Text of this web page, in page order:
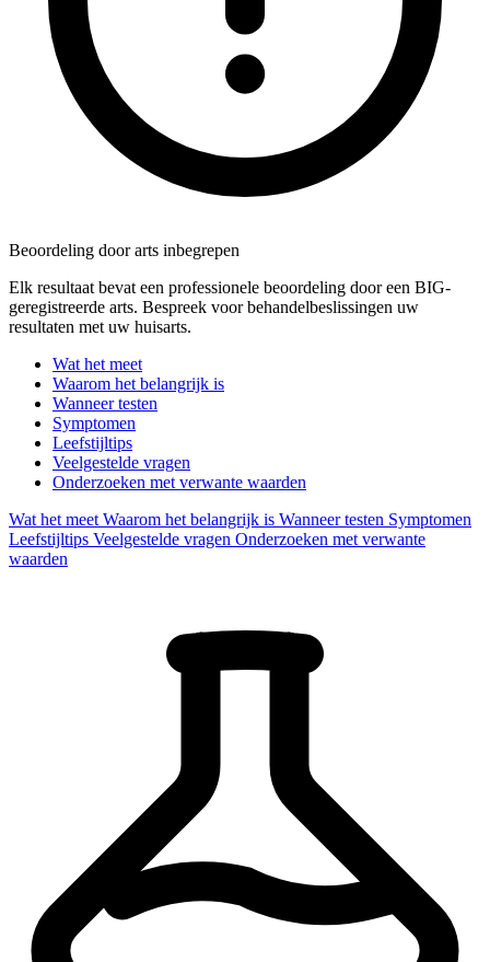
Beoordeling door arts inbegrepen
Elk resultaat bevat een professionele beoordeling door een BIG-
geregistreerde arts. Bespreek voor behandelbeslissingen uw
resultaten met uw huisarts.
Wat het meet
Waarom het belangrijk is
Wanneer testen
Symptomen
Leefstijltips
Veelgestelde vragen
Onderzoeken met verwante waarden
Wat het meet Waarom het belangrijk is Wanneer testen Symptomen
Leefstijltips Veelgestelde vragen Onderzoeken met verwante
waarden